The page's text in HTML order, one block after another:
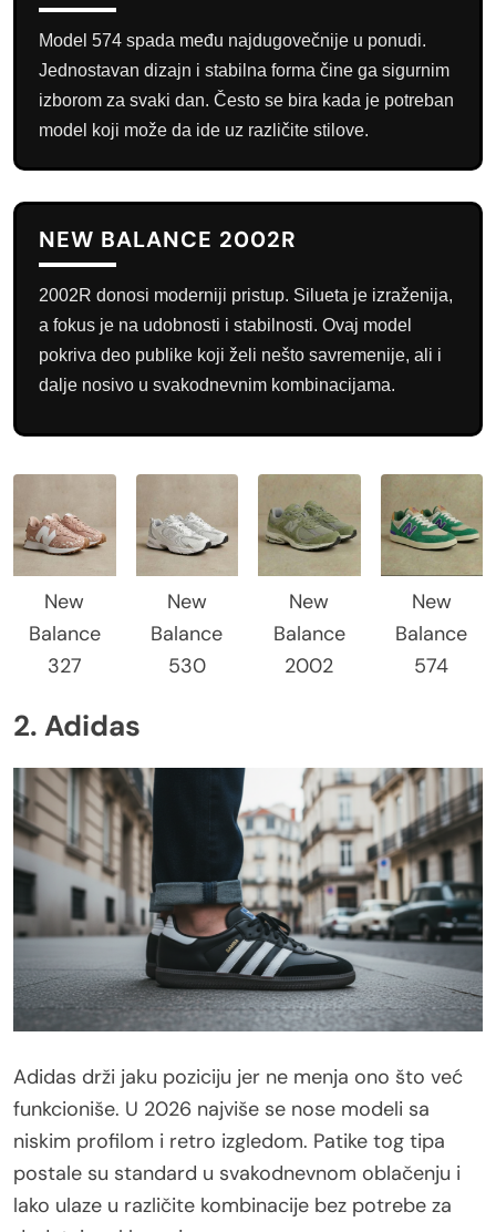
Model 574 spada među najdugovečnije u ponudi.
Jednostavan dizajn i stabilna forma čine ga sigurnim
izborom za svaki dan. Često se bira kada je potreban
model koji može da ide uz različite stilove.
NEW BALANCE 2002R
2002R donosi moderniji pristup. Silueta je izraženija,
a fokus je na udobnosti i stabilnosti. Ovaj model
pokriva deo publike koji želi nešto savremenije, ali i
dalje nosivo u svakodnevnim kombinacijama.
New
Balance
327
New
Balance
530
New
Balance
2002
New
Balance
574
2. Adidas
Adidas drži jaku poziciju jer ne menja ono što već
funkcioniše. U 2026 najviše se nose modeli sa
niskim profilom i retro izgledom. Patike tog tipa
postale su standard u svakodnevnom oblačenju i
lako ulaze u različite kombinacije bez potrebe za